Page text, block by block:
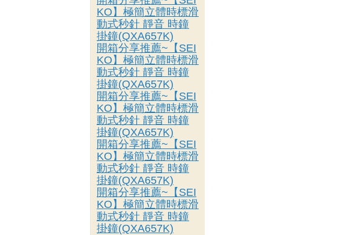
KO】極簡立體時標滑
動式秒針 靜音 時鐘
掛鐘(QXA657K)
開箱分享推薦~【SEI
KO】極簡立體時標滑
動式秒針 靜音 時鐘
掛鐘(QXA657K)
開箱分享推薦~【SEI
KO】極簡立體時標滑
動式秒針 靜音 時鐘
掛鐘(QXA657K)
開箱分享推薦~【SEI
KO】極簡立體時標滑
動式秒針 靜音 時鐘
掛鐘(QXA657K)
開箱分享推薦~【SEI
KO】極簡立體時標滑
動式秒針 靜音 時鐘
掛鐘(QXA657K)